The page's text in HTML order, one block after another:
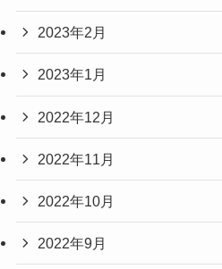
2023年2月
2023年1月
2022年12月
2022年11月
2022年10月
2022年9月